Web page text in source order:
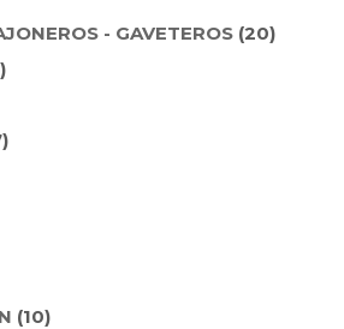
- GAVETEROS 2020
7
1010